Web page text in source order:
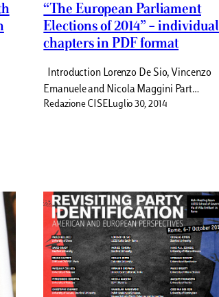
“The European Parliament
Elections of 2014” – individual
chapters in PDF format
Introduction Lorenzo De Sio, Vincenzo
Emanuele and Nicola Maggini Part…
Redazione CISELuglio 30, 2014